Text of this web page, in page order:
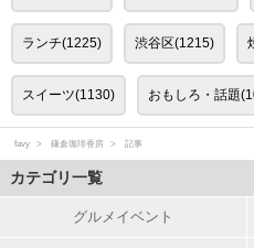
ランチ(1225) 渋谷区(1215)
スイーツ(1130) おもしろ・話題
favy 鎌倉珈琲香房 記事
カテゴリ一覧
グルメイベント